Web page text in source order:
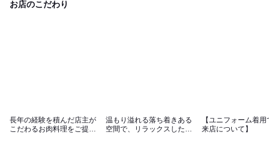
お店のこだわり
長年の経験を積んだ店主が
こだわるお肉料理をご提
温もり溢れる落ち着きある
空間で、リラックスした時
【ユニフォーム着
来店について】